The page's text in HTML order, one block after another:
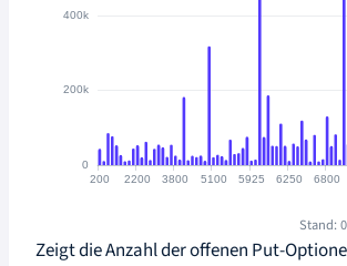
Stand:
Zeigt die Anzahl der offenen Put-